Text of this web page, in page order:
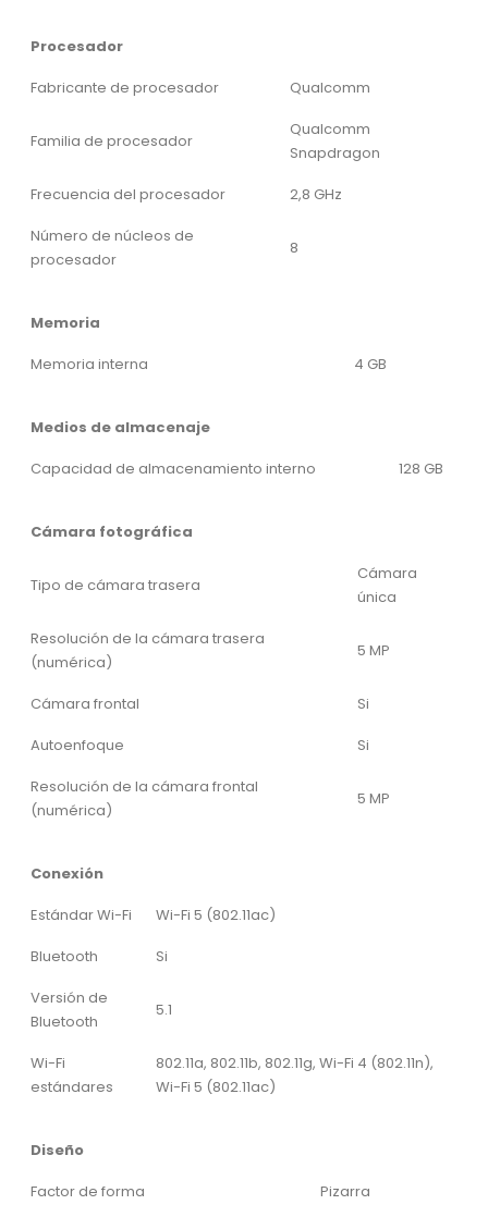
Procesador
Fabricante de procesador
Qualcomm
Familia de procesador
Qualcomm
Snapdragon
Frecuencia del procesador
2,8 GHz
Número de núcleos de
procesador
8
Memoria
Memoria interna
4 GB
Medios de almacenaje
Capacidad de almacenamiento interno
128 GB
Cámara fotográfica
Tipo de cámara trasera
Cámara
única
Resolución de la cámara trasera
(numérica)
5 MP
Cámara frontal
Si
Autoenfoque
Si
Resolución de la cámara frontal
(numérica)
5 MP
Conexión
Estándar Wi-Fi
Wi-Fi 5 (802.11ac)
Bluetooth
Si
Versión de
Bluetooth
5.1
Wi-Fi
estándares
802.11a, 802.11b, 802.11g, Wi-Fi 4 (802.11n),
Wi-Fi 5 (802.11ac)
Diseño
Factor de forma
Pizarra